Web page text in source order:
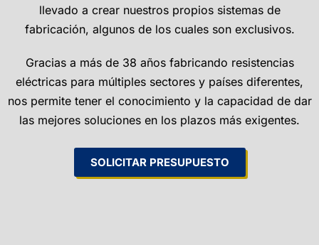
llevado a crear nuestros propios sistemas de
fabricación, algunos de los cuales son exclusivos.
Gracias a más de 38 años fabricando resistencias
eléctricas para múltiples sectores y países diferentes,
nos permite tener el conocimiento y la capacidad de dar
las mejores soluciones en los plazos más exigentes.
SOLICITAR PRESUPUESTO